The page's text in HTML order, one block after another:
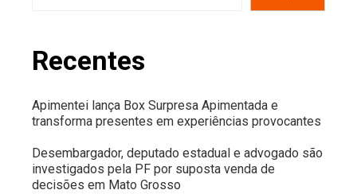
Recentes
Apimentei lança Box Surpresa Apimentada e
transforma presentes em experiências provocantes
Desembargador, deputado estadual e advogado são
investigados pela PF por suposta venda de
decisões em Mato Grosso